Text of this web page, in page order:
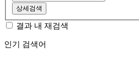
상세검색
결과 내 재검색
인기 검색어